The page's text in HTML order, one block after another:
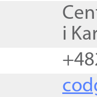
i